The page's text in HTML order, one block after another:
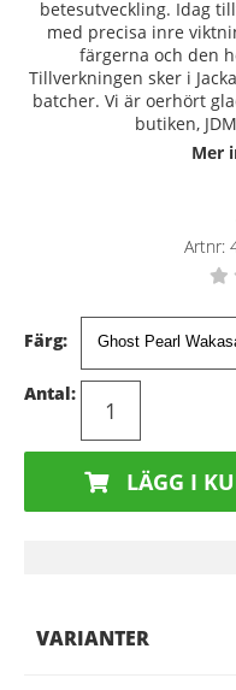
betesutveckling. Idag
med precisa inre
färgerna och den
Tillverkningen sker i
batcher. Vi är oerhört
butiken,
Mer
Artnr:
Färg:
Antal:
LÄGG I
VARIANTER